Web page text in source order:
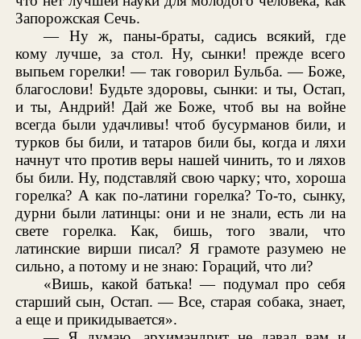
Запорожская Сечь.
— Ну ж, паны-браты, садись всякий, где
кому лучше, за стол. Ну, сынки! прежде всего
выпьем горелки! — так говорил Бульба. — Боже,
благослови! Будьте здоровы, сынки: и ты, Остап,
и ты, Андрий! Дай же Боже, чтоб вы на войне
всегда были удачливы! чтоб бусурманов били, и
турков бы били, и татаров били бы, когда и ляхи
начнут что против веры нашей чинить, то и ляхов
бы били. Ну, подставляй свою чарку; что, хороша
горелка? А как по-латини горелка? То-то, сынку,
дурни были латинцы: они и не знали, есть ли на
свете горелка. Как, бишь, того звали, что
латинские вирши писал? Я грамоте разумею не
сильно, а потому и не знаю: Гораций, что ли?
«Вишь, какой батька! — подумал про себя
старший сын, Остап. — Все, старая собака, знает,
а еще и прикидывается».